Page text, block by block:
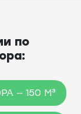
по
— 150 М³